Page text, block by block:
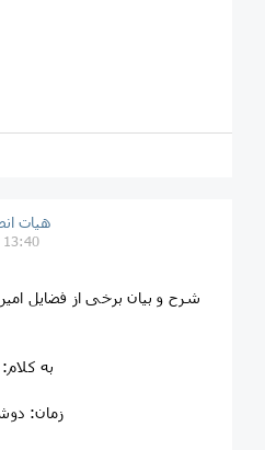
هیات
13:40
شرح و بیان برخی از فضایل
🎙به
📅 زمان: دوشنبه| ۲۵